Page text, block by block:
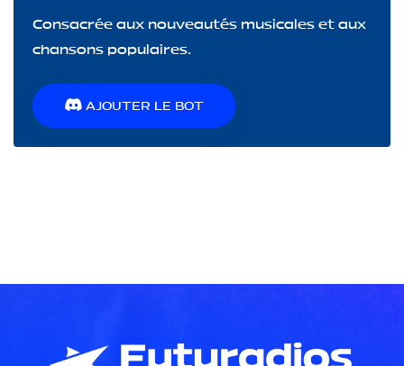
Consacrée aux nouveautés musicales et aux
chansons populaires.
AJOUTER LE BOT